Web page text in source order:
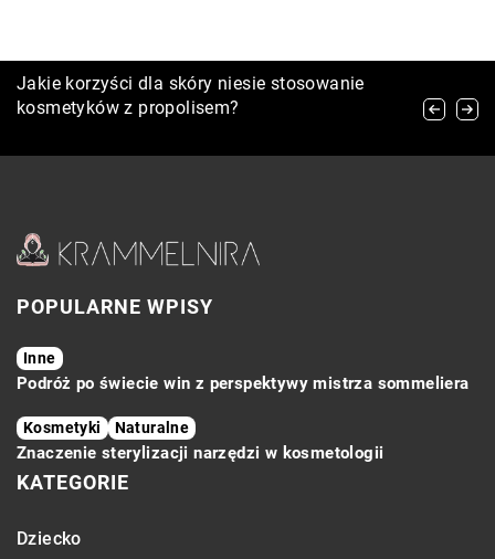
Jak Uwiecznić Magiczne Chwile z
Noworodkiem: Praktyczne Porady na Sesję
Jakie korzyści dla skóry niesie stosowanie
kosmetyków z propolisem?
Porównanie tradycyjnych implantów zębowych i
metody All-on-4: Która opcja jest dla Ciebie?
POPULARNE WPISY
Inne
Podróż po świecie win z perspektywy mistrza sommeliera
Kosmetyki Naturalne
Znaczenie sterylizacji narzędzi w kosmetologii
KATEGORIE
Dziecko